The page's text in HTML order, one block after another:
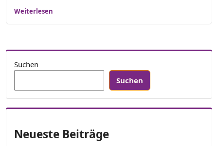
Weiterlesen
Suchen
Suchen
Neueste Beiträge